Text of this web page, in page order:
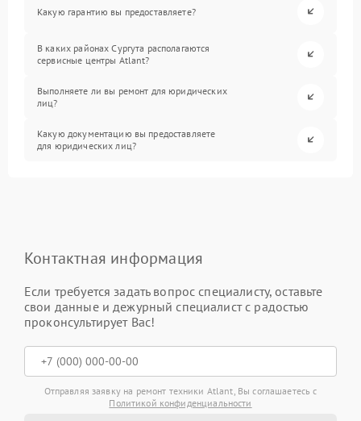
Какую гарантию вы предоставляете?
В каких районах Сургута располагаются
сервисные центры Atlant?
Выполняете ли вы ремонт для юридических
лиц?
Какую документацию вы предоставляете
для юридических лиц?
Контактная информация
Если требуется задать вопрос специалисту, оставьте
свои данные и дежурный специалист с радостью
проконсультирует Вас!
Отправляя заявку на ремонт техники Atlant, Вы соглашаетесь с
Политикой конфиденциальности